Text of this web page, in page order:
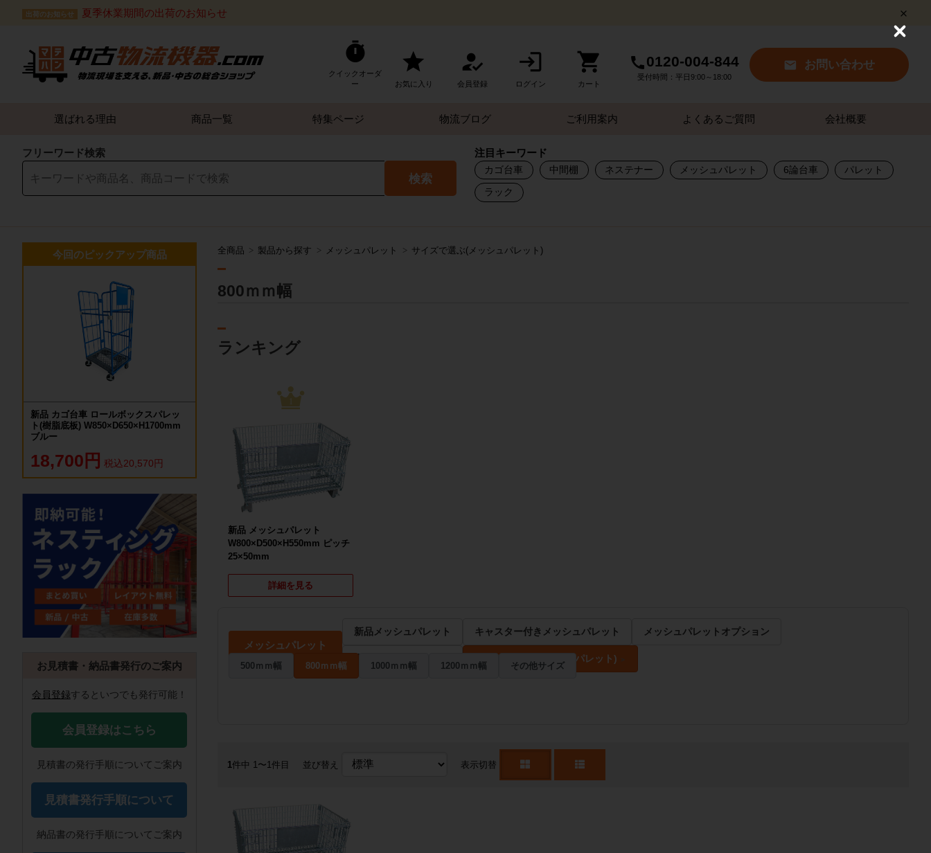
出荷のお知らせ 夏季休業期間の出荷のお知らせ
クイックオーダ
ー
お気に入り 会員登録 ログイン カート
0120-004-844
受付時間：平日9:00～18:00
お問い合わせ
選ばれる理由 商品一覧 特集ページ 物流ブログ ご利用案内 よくあるご質問 会社概要
フリーワード検索
検索
注目キーワード
カゴ台車 中間棚 ネステナー メッシュパレット 6論台車 パレット
ラック
全商品 製品から探す メッシュパレット サイズで選ぶ(メッシュパレット)
800ｍｍ幅
ランキング
新品 メッシュパレット
W800×D500×H550mm ピッチ
25×50mm
詳細を見る
メッシュパレット
新品メッシュパレット キャスター付きメッシュパレット メッシュパレットオプション
サイズで選ぶ(メッシュパレット)
500ｍｍ幅 800ｍｍ幅 1000ｍｍ幅 1200ｍｍ幅 その他サイズ
1件中 1〜1件目 並び替え 表示切替
今回のピックアップ商品
新品 カゴ台車 ロールボックスパレッ
ト(樹脂底板) W850×D650×H1700mm
ブルー
18,700円 税込20,570円
お見積書・納品書発行のご案内
会員登録するといつでも発行可能！
会員登録はこちら
見積書の発行手順についてご案内
見積書発行手順について
納品書の発行手順についてご案内
C
l